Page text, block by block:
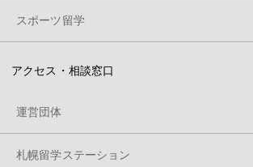
スポーツ留学
アクセス・相談窓口
運営団体
札幌留学ステーション